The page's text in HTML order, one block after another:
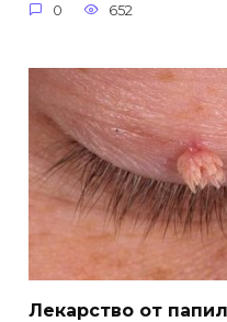
0 652
Лекарство от